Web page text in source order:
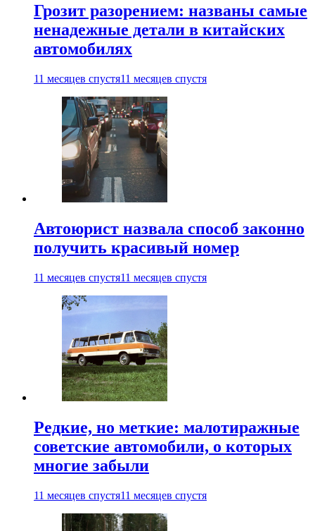
Грозит разорением: названы самые
ненадежные детали в китайских
автомобилях
11 месяцев спустя11 месяцев спустя
Автоюрист назвала способ законно
получить красивый номер
11 месяцев спустя11 месяцев спустя
Редкие, но меткие: малотиражные
советские автомобили, о которых
многие забыли
11 месяцев спустя11 месяцев спустя